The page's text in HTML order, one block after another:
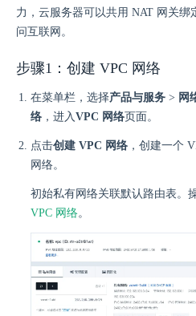
力，云服务器可以共用 NAT 网关绑
问互联网。
步骤1：创建 VPC 网络
在菜单栏，选择产品与服务 > 网
络 ，进入VPC 网络页面。
点击创建 VPC 网络 ，创建一个
网络。
初始私有网络关联默认路由表。
VPC 网络。